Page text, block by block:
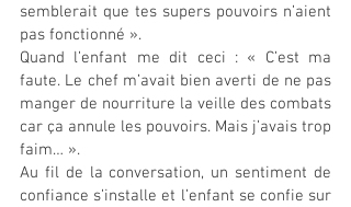
semblerait que tes supers pouvoirs n’aient
pas fonctionné ».
Quand l’enfant me dit ceci : « C’est ma
faute. Le chef m’avait bien averti de ne pas
manger de nourriture la veille des combats
car ça annule les pouvoirs. Mais j’avais trop
faim… ».
Au fil de la conversation, un sentiment de
confiance s’installe et l’enfant se confie sur